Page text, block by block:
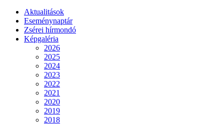
Aktualitások
Eseménynaptár
Zsérei hírmondó
Képgaléria
2026
2025
2024
2023
2022
2021
2020
2019
2018